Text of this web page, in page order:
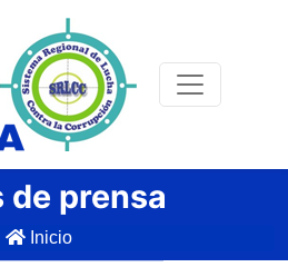
de prensa
Inicio